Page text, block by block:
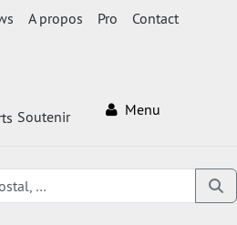
A propos Pro Contact
Soutenir Menu